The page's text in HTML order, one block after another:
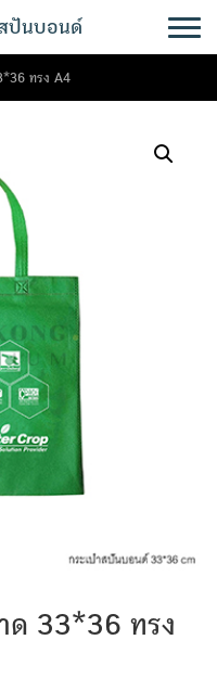
ปันบอนด์
ทรง A4
ด 33*36 ทรง